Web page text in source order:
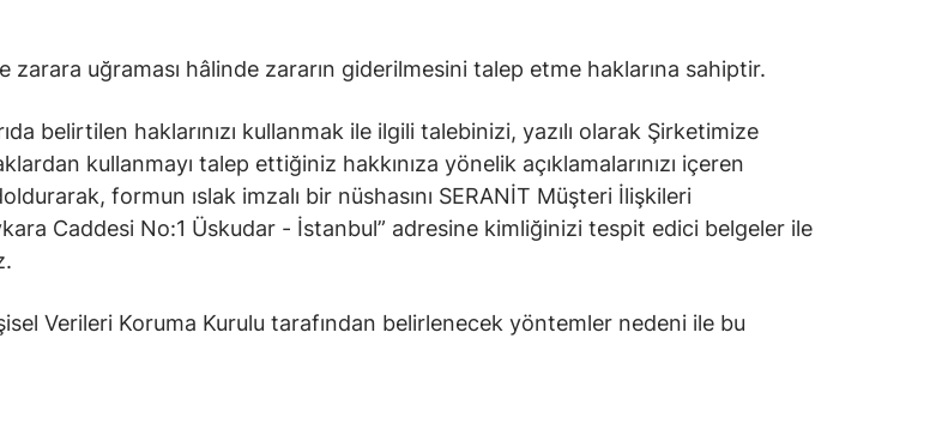
zarara uğraması hâlinde zararın giderilmesini talep etme haklarına sahiptir.
belirtilen haklarınızı kullanmak ile ilgili talebinizi, yazılı olarak Şirketimize
kullanmayı talep ettiğiniz hakkınıza yönelik açıklamalarınızı içeren
formun ıslak imzalı bir nüshasını SERANİT Müşteri İlişkileri
Caddesi No:1 Üskudar - İstanbul” adresine kimliğinizi tespit edici belgeler ile
Verileri Koruma Kurulu tarafından belirlenecek yöntemler nedeni ile bu